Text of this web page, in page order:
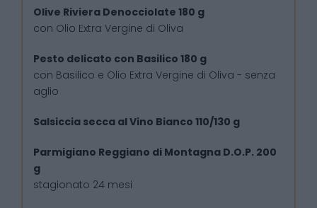
Olive Riviera Denocciolate 180 g
con Olio Extra Vergine di Oliva
Pesto delicato con Basilico 180 g
con Basilico e Olio Extra Vergine di Oliva - senza
aglio
Salsiccia secca al Vino Bianco 110/130 g
Parmigiano Reggiano di Montagna D.O.P. 200
g
stagionato 24 mesi